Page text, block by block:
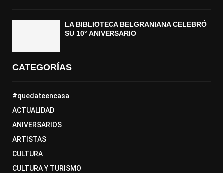
LA BIBLIOTECA BELGRANIANA CELEBRÓ
SU 10° ANIVERSARIO
CATEGORÍAS
#quedateencasa
ACTUALIDAD
ANIVERSARIOS
ARTISTAS
CULTURA
CULTURA Y TURISMO